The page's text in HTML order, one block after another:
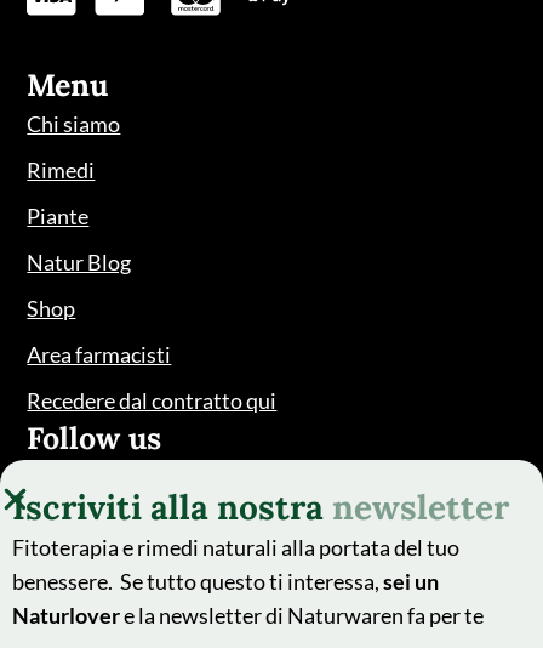
Menu
Chi siamo
Rimedi
Piante
Natur Blog
Shop
Area farmacisti
Recedere dal contratto qui
Follow us
Iscriviti alla nostra newsletter
Fitoterapia e rimedi naturali alla portata del tuo
benessere. Se tutto questo ti interessa,sei un
Naturlovere la newsletter di Naturwaren fa per te